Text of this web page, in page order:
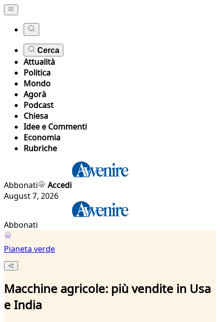
Cerca
Attualità
Politica
Mondo
Agorà
Podcast
Chiesa
Idee e Commenti
Economia
Rubriche
Abbonati
Accedi
August 7, 2026
Abbonati
Pianeta verde
Macchine agricole: più vendite in Usa
e India